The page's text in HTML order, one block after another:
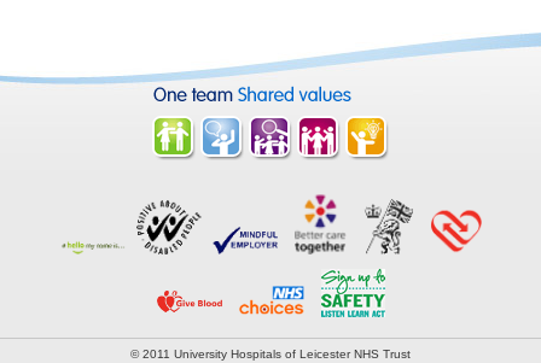
© 2011 University Hospitals of Leicester NHS Trust